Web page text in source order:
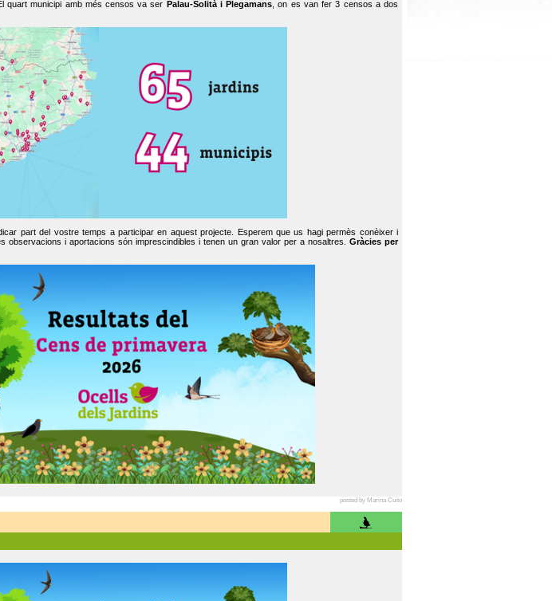
quart municipi amb més censos va ser Palau-Solità i Plegamans , on es van fer 3 censos a dos
part del vostre temps a participar en aquest projecte. Esperem que us hagi permès conèixer i
observacions i aportacions són imprescindibles i tenen un gran valor per a nosaltres. Gràcies per
posted by Marina Cuito